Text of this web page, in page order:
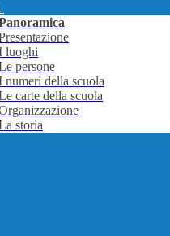
luoghi
persone
numeri della scuola
carte della scuola
storia